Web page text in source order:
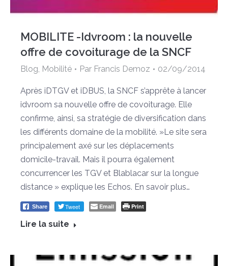
MOBILITE -Idvroom : la nouvelle
offre de covoiturage de la SNCF
Blog Mobilité Par Francis Demoz 02/09/2014
Après iDTGV et iDBUS, la SNCF s’apprête à lancer
idvroom sa nouvelle offre de covoiturage. Elle
confirme, ainsi, sa stratégie de diversification dans
les différents domaine de la mobilité. »Le site sera
principalement axé sur les déplacements
domicile-travail. Mais il pourra également
concurrencer les TGV et Blablacar sur la longue
distance » explique les Echos. En savoir plus…
Share Tweet Email Print
Lire la suite